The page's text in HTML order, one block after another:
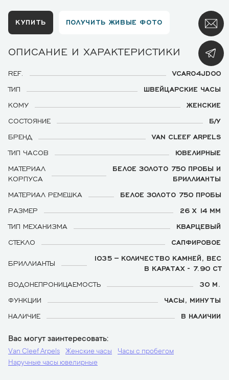
КУПИТЬ ПОЛУЧИТЬ ЖИВЫЕ ФОТО
ОПИСАНИЕ И ХАРАКТЕРИСТИКИ
REF.
VCARO4JD00
ТИП
ШВЕЙЦАРСКИЕ ЧАСЫ
КОМУ
ЖЕНСКИЕ
СОСТОЯНИЕ
Б/У
БРЕНД
VAN CLEEF ARPELS
ТИП ЧАСОВ
ЮВЕЛИРНЫЕ
МАТЕРИАЛ
КОРПУСА
БЕЛОЕ ЗОЛОТО 750 ПРОБЫ И
БРИЛЛИАНТЫ
МАТЕРИАЛ РЕМЕШКА
БЕЛОЕ ЗОЛОТО 750 ПРОБЫ
РАЗМЕР
26 X 14 ММ
ТИП МЕХАНИЗМА
КВАРЦЕВЫЙ
СТЕКЛО
САПФИРОВОЕ
БРИЛЛИАНТЫ
1035 – КОЛИЧЕСТВО КАМНЕЙ, ВЕС
В КАРАТАХ - 7.90 CT
ВОДОНЕПРОНИЦАЕМОСТЬ
30 М.
ФУНКЦИИ
ЧАСЫ, МИНУТЫ
НАЛИЧИЕ
В НАЛИЧИИ
Вас могут заинтересовать
Van Cleef Arpels Женские часы
Часы с пробегом
Наручные часы ювелирные